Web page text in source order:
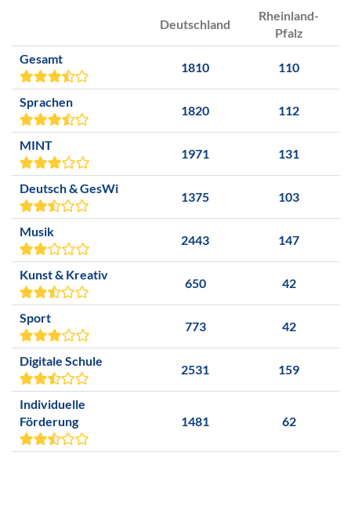
Deutschland
Rheinland-
Pfalz
Gesamt
1810 110
Sprachen
1820 112
MINT
1971 131
Deutsch & GesWi
1375 103
Musik
2443 147
Kunst & Kreativ
650 42
Sport
773 42
Digitale Schule
2531 159
Individuelle
Förderung
1481 62